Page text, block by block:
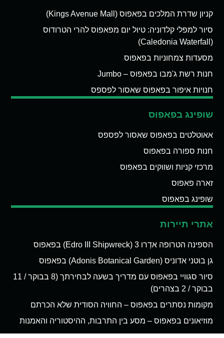
קניון שדרת המלכים בפאפוס (Kings Avenue Mall)
סיור למפלי קלדוניה: טיול יום מפאפוס להרי הטרודוס
(Caledonia Waterfall)
מסעדות צמחוניות בפאפוס
חנות רשת ג'מבו בפאפוס – Jumbo
חנויות איפור בפאפוס שאסור לפספס
שופינג בפאפוס
אאוטלטים בפאפוס שאסור לפספס
חנות ספורה בפאפוס
מרכזי קניות ושווקים בפאפוס
זארה פאפוס
שופינג בפאפוס
אתרי תיירות
הספינה הטרופה אדְרו 3 (Edro III Shipwreck) בפאפוס
גן בוטני אדוניס (Adonis Botanical Garden) בפאפוס
סיור סגוויי בפאפוס עם מדריך בשעה לבחירתך (8 בבוקר / 11
בבוקר / 2 בצהרים)
מקומות נסתרים בפאפוס – החוויה הסודית שלא הכרתם
מוזיאונים בפאפוס – מסע בין התרבות, ההיסטוריה והאמנות